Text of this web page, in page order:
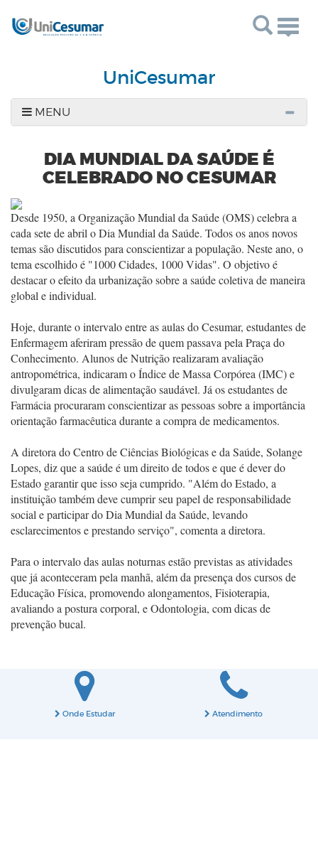
UniCesumar
MENU
DIA MUNDIAL DA SAÚDE É
CELEBRADO NO CESUMAR
Desde 1950, a Organização Mundial da Saúde (OMS) celebra a
cada sete de abril o Dia Mundial da Saúde. Todos os anos novos
temas são discutidos para conscientizar a população. Neste ano, o
tema escolhido é "1000 Cidades, 1000 Vidas". O objetivo é
destacar o efeito da urbanização sobre a saúde coletiva de maneira
global e individual.
Hoje, durante o intervalo entre as aulas do Cesumar, estudantes de
Enfermagem aferiram pressão de quem passava pela Praça do
Conhecimento. Alunos de Nutrição realizaram avaliação
antropométrica, indicaram o Índice de Massa Corpórea (IMC) e
divulgaram dicas de alimentação saudável. Já os estudantes de
Farmácia procuraram conscientizar as pessoas sobre a importância
orientação farmacêutica durante a compra de medicamentos.
A diretora do Centro de Ciências Biológicas e da Saúde, Solange
Lopes, diz que a saúde é um direito de todos e que é dever do
Estado garantir que isso seja cumprido. "Além do Estado, a
instituição também deve cumprir seu papel de responsabilidade
social e participar do Dia Mundial da Saúde, levando
esclarecimentos e prestando serviço", comenta a diretora.
Para o intervalo das aulas noturnas estão previstas as atividades
que já aconteceram pela manhã, além da presença dos cursos de
Educação Física, promovendo alongamentos, Fisioterapia,
avaliando a postura corporal, e Odontologia, com dicas de
prevenção bucal.
Onde Estudar Atendimento